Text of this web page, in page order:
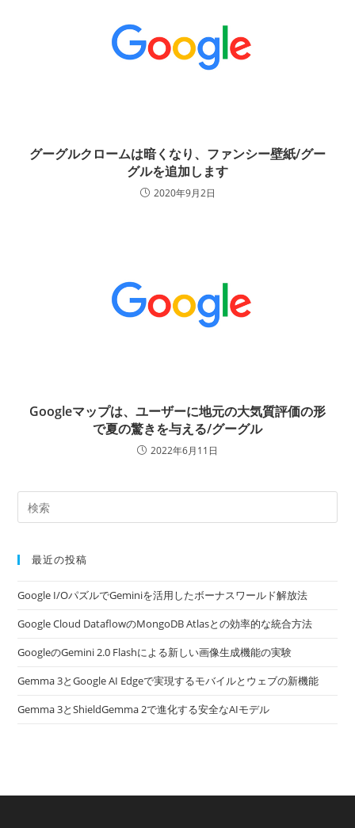
グーグルクロームは暗くなり、ファンシー壁紙/グー
グルを追加します
2020年9月2日
Googleマップは、ユーザーに地元の大気質評価の形
で夏の驚きを与える/グーグル
2022年6月11日
最近の投稿
Google I/OパズルでGeminiを活用したボーナスワールド解放法
Google Cloud DataflowのMongoDB Atlasとの効率的な統合方法
GoogleのGemini 2.0 Flashによる新しい画像生成機能の実験
Gemma 3とGoogle AI Edgeで実現するモバイルとウェブの新機能
Gemma 3とShieldGemma 2で進化する安全なAIモデル